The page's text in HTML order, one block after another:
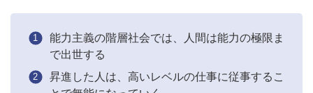
能力主義の階層社会では、人間は能力の極限ま
で出世する
昇進した人は、高いレベルの仕事に従事するこ